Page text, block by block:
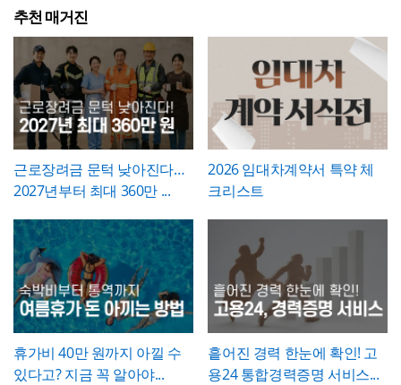
등 적정 수준으로 기재하는 것이 일반적이며,
필요한 경우에만 구체적인 사유를 명시하는
것이 좋습니다. 이 확인서를 발급한 이후에는
반드시 4대보험 관련 신고(납부예외 신청 등)
가 함께 이루어졌는지 확인하고, 급여대장에
도 해당 기간이 무급으로 정확히 반영되었는
지 재차 점검하시기 바랍니다.
수량 차이가 발생했는지 근거를 확인할 수 있
도록 하는 것이 중요합니다. 특이사항란에는
작업 중 발견된 예상치 못한 사항(부식, 노후
배선 등)과 그에 대한 처리 결과를 함께 기록
해, 계약 범위를 벗어난 추가 작업이 있었다면
그 사실과 처리 근거를 명확히 남겨두시기 바
랍니다. 하자여부는 실제 현장 점검 결과에 따
라 정확히 체크하고, 하자가 있는 경우에는 내
용을 구체적으로 기재해 향후 보수 책임의 근
거로 삼을 수 있도록 하는 것이 좋습니다. 마
지막으로 발주처와 시공사 양측의 서명은 실
제 현장 검수에 참여한 담당자가 직접 하도록
하여, 이 확인서가 형식적 서류가 아니라 실질
적인 검증을 거친 문서로서의 효력을 갖도록
관리하시기 바랍니다.
가능
나누어 구성해, 단순 현상 나열이 아니라
선이 필요한지 논리적 인과관계를 명확히 제시
- 개선 목표와 기대효과를 구분해, 무엇을 이
룰 것인지(목표)와 그 결과 무엇이 좋아지는지
(효과)를 별도로 서술함으로써 보고받는 결재
권자가투자 대비 효과를 판단하기 쉽도록 구
성
- 단계별 실행 계획표에 담당자와 주차별 일정
(0월0주~0월0주)을 매트릭스 형태로 배치해,
각 실행 단계가 언제 진행되는지
간트차트처
럼 시각적으로 확인가능
- 예산(안)을 부가세 포함 금액으로 상단에 명
시해, 개선 계획의 실행 가능성을
예산 규모 측
면에서도 함께 검토할 수 있도록 함
💡 작성 팁
개선 계획서는현황과 문제점을 최대한 구체적
"노후화되었다", "느리다"처럼 막연한 표현 대
신 실제 사용연수, 장애 발생 빈도, 소요 시간
등 정량적 근거를 제시하면 개선의 필요성이
훨씬 명확하게 전달됩니다. 개선 목표는 문제
점에서 언급한 리스크가 해소되는 방향으로
구체적으로 서술하고, 기대효과는 가능한 한
수치화(업무시간 단축 몇 시간, 만족도 개선
등)해 목표와의 인과관계가 드러나도록 작성
추천 매거진
근로장려금 문턱 낮아진다…
2027년부터 최대 360만 ...
2026 임대차계약서 특약 체
크리스트
휴가비 40만 원까지 아낄 수
있다고? 지금 꼭 알아야...
흩어진 경력 한눈에 확인! 고
용24 통합경력증명 서비스...